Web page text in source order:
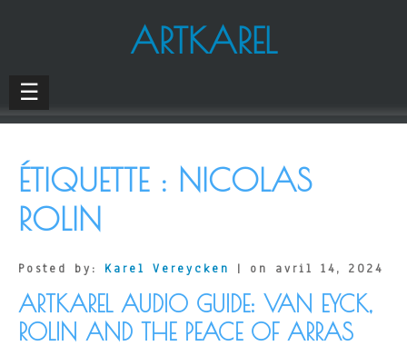
ARTKAREL
☰
ÉTIQUETTE : NICOLAS
ROLIN
Posted by: Karel Vereycken | on avril 14, 2024
ARTKAREL AUDIO GUIDE: VAN EYCK,
ROLIN AND THE PEACE OF ARRAS